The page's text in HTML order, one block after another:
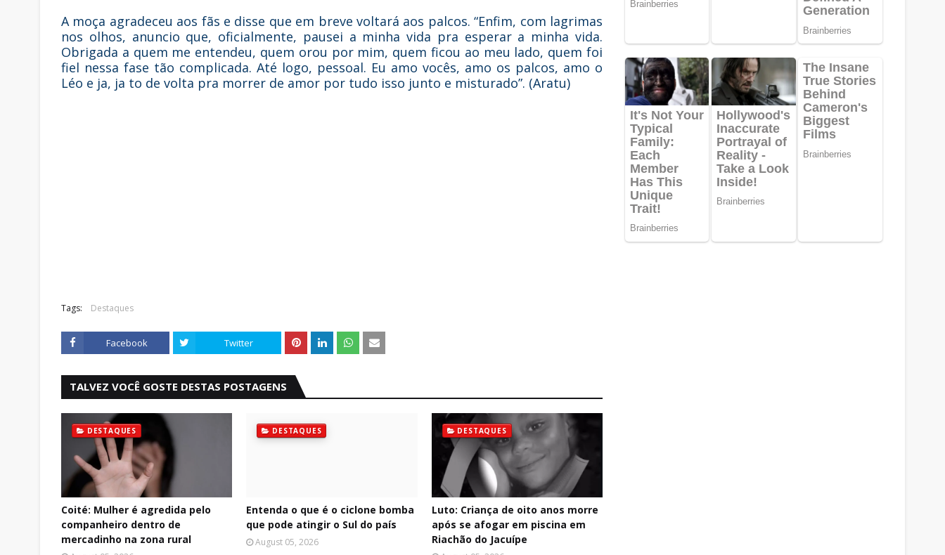
A moça agradeceu aos fãs e disse que em breve voltará aos palcos. “Enfim, com lagrimas
nos olhos, anuncio que, oficialmente, pausei a minha vida pra esperar a minha vida.
Obrigada a quem me entendeu, quem orou por mim, quem ficou ao meu lado, quem foi
fiel nessa fase tão complicada. Até logo, pessoal. Eu amo vocês, amo os palcos, amo o
Léo e ja, ja to de volta pra morrer de amor por tudo isso junto e misturado”. (Aratu)
Tags: Destaques
Facebook Twitter
TALVEZ VOCÊ GOSTE DESTAS POSTAGENS
DESTAQUES
Coité: Mulher é agredida pelo
companheiro dentro de
mercadinho na zona rural
DESTAQUES
Entenda o que é o ciclone bomba
que pode atingir o Sul do país
August 05, 2026
DESTAQUES
Luto: Criança de oito anos morre
após se afogar em piscina em
Riachão do Jacuípe